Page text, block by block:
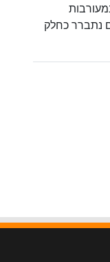
קשות. בשנת 2009, טופז הואשם במעורבות
נתברר כחלק